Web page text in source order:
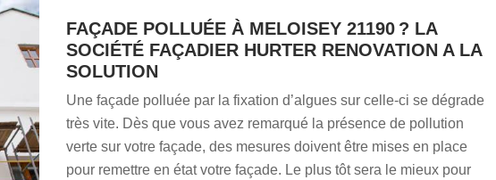
FAÇADE POLLUÉE À MELOISEY 21190 ? LA
SOCIÉTÉ FAÇADIER HURTER RENOVATION A LA
SOLUTION
Une façade polluée par la fixation d’algues sur celle-ci se dégrade
très vite. Dès que vous avez remarqué la présence de pollution
verte sur votre façade, des mesures doivent être mises en place
pour remettre en état votre façade. Le plus tôt sera le mieux pour